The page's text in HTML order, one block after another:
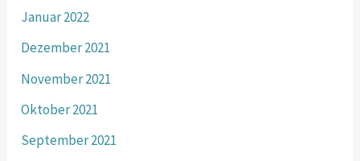
Januar 2022
Dezember 2021
November 2021
Oktober 2021
September 2021